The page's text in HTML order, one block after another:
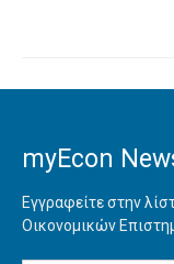
myEcon
Εγγραφείτε στην
Οικονομικών